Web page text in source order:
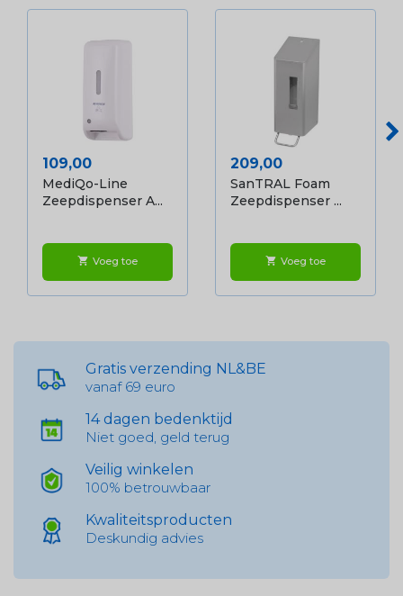
Prijs
109,00
MediQo-Line
Zeepdispenser A...
shopping_cart Voeg toe
Prijs
209,00
SanTRAL Foam
Zeepdispenser ...
shopping_cart Voeg toe
Gratis verzending NL&BE
vanaf 69 euro
14 dagen bedenktijd
Niet goed, geld terug
Veilig winkelen
100% betrouwbaar
Kwaliteitsproducten
Deskundig advies